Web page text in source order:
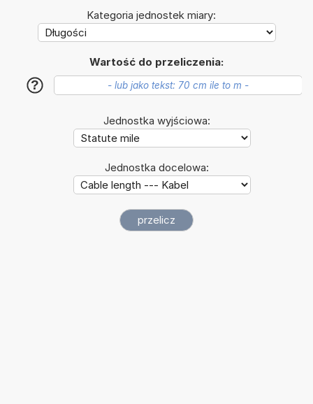
Kategoria jednostek miary:
Wartość do przeliczenia:
?
Jednostka wyjściowa:
Jednostka docelowa: